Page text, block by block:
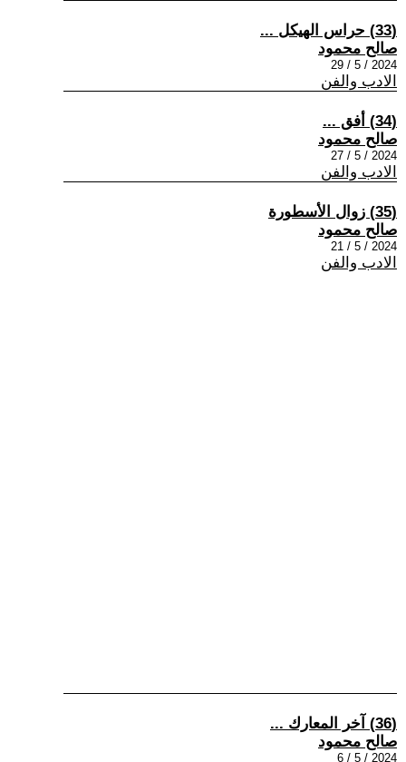
(33) حراس الهيكل ...
صالح محمود
2024 / 5 / 29
الادب والفن
(34) أفق ...
صالح محمود
2024 / 5 / 27
الادب والفن
(35) زوال الأسطورة
صالح محمود
2024 / 5 / 21
الادب والفن
(36) آخر المعارك ...
صالح محمود
2024 / 5 / 6